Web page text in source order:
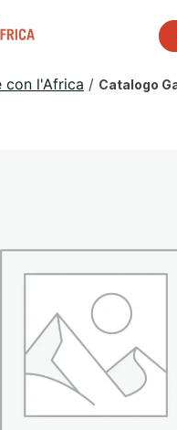
con l'Africa / Catalogo